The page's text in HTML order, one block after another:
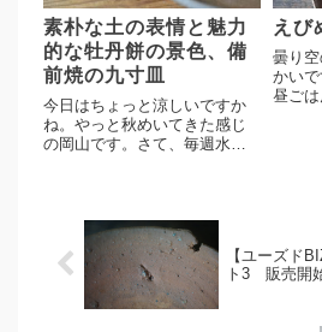
素朴な土の表情と魅力
的な牡丹餅の景色、備
前焼の九寸皿
今日はちょっと涼しいですか
ね。やっと秋めいてきた感じ
の岡山です。さて、毎週水曜
入荷しております。大きめの
九寸サイズ、非常に見ごたえ
のあるうつわですよ。薄っす
らと胡...
えび
曇り
かい
昼ごは
【ユーズド
ト3 販売開